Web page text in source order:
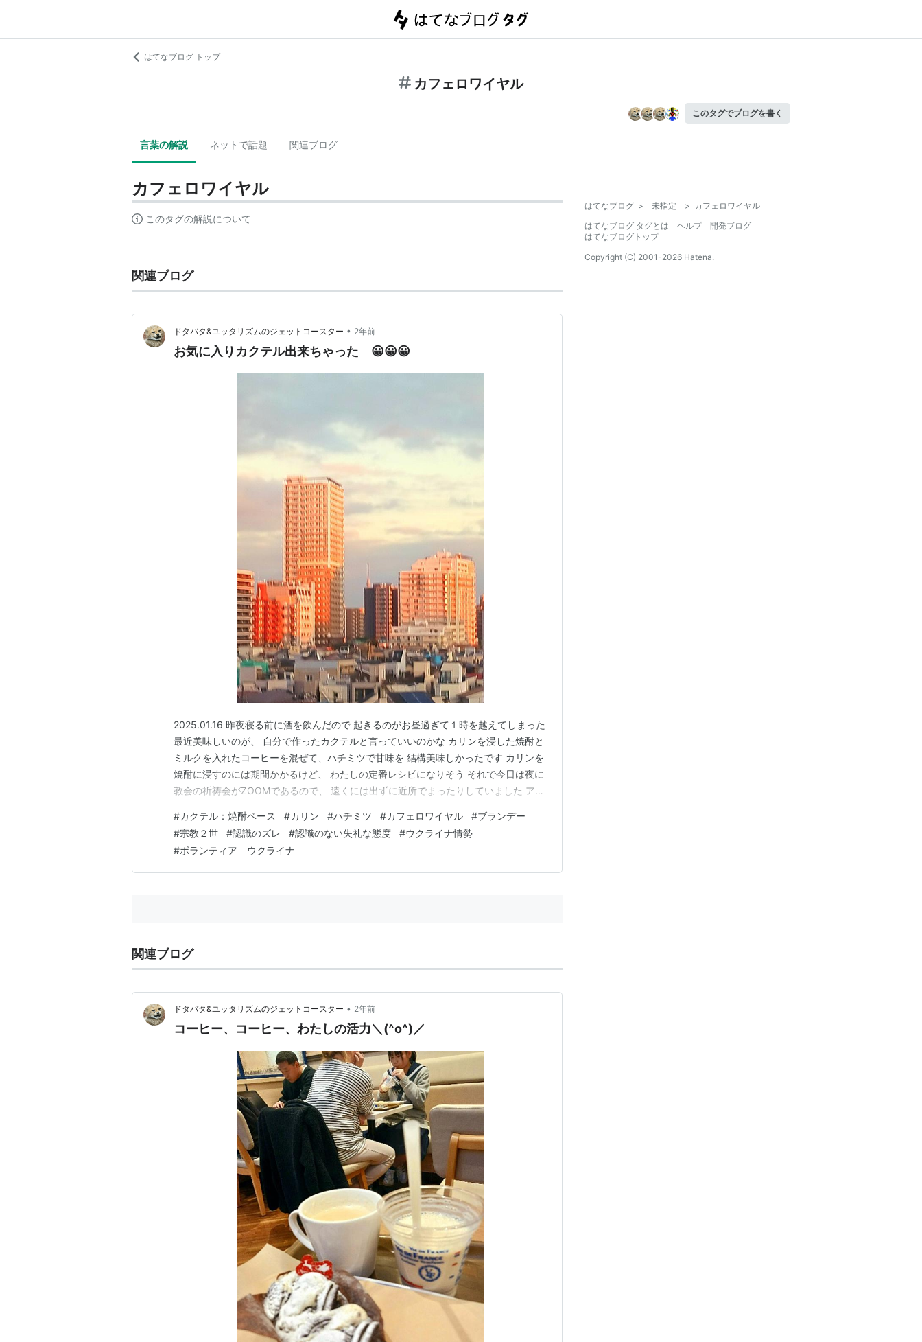
はてなブログ トップ
カフェロワイヤル
このタグでブログを書く
言葉の解説 ネットで話題 関連ブログ
カフェロワイヤル
このタグの解説について
関連ブログ
ドタバタ&ユッタリズムのジェットコースター • 2年前
お気に入りカクテル出来ちゃった 😀😀😀
2025.01.16 昨夜寝る前に酒を飲んだので 起きるのがお昼過ぎて１時を越えてしまった
最近美味しいのが、 自分で作ったカクテルと言っていいのかな カリンを浸した焼酎と
ミルクを入れたコーヒーを混ぜて、ハチミツで甘味を 結構美味しかったです カリンを
焼酎に浸すのには期間かかるけど、 わたしの定番レシピになりそう それで今日は夜に
教会の祈祷会がZOOMであるので、 遠くには出ずに近所でまったりしていました アル
ブランデーをかけて火をつけ、 炎のままでコーヒーに入れるんです アルコールは飛ん
で ブランデーの香りがス…
#カクテル：焼酎ベース #カリン #ハチミツ #カフェロワイヤル #ブランデー
#宗教２世 #認識のズレ #認識のない失礼な態度 #ウクライナ情勢
#ボランティア ウクライナ
関連ブログ
ドタバタ&ユッタリズムのジェットコースター • 2年前
コーヒー、コーヒー、わたしの活力＼(^o^)／
はてなブログ > 未指定 > カフェロワイヤル
はてなブログ タグとは
ヘルプ
開発ブログ
はてなブログトップ
Copyright (C) 2001-2026 Hatena.